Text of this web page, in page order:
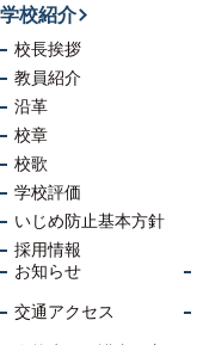
学校紹介
校長挨拶
教員紹介
沿革
校章
校歌
学校評価
いじめ防止基本方針
採用情報
お知らせ
交通アクセス